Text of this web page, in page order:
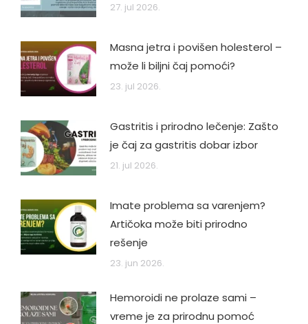
27. jul 2026.
Masna jetra i povišen holesterol –
može li biljni čaj pomoći?
23. jul 2026.
Gastritis i prirodno lečenje: Zašto
je čaj za gastritis dobar izbor
21. jul 2026.
Imate problema sa varenjem?
Artičoka može biti prirodno
rešenje
23. jun 2026.
Hemoroidi ne prolaze sami –
vreme je za prirodnu pomoć